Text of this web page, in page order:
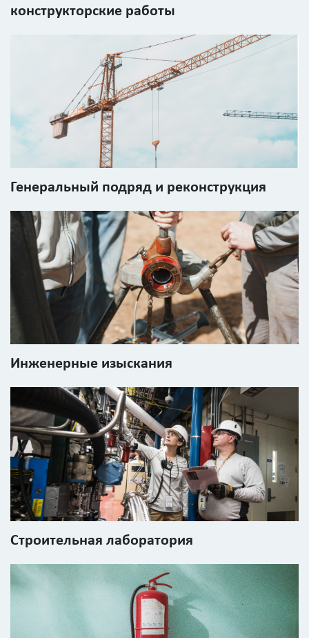
конструкторские работы
Генеральный подряд и реконструкция
Инженерные изыскания
Строительная лаборатория
картинки
Я согласен на
обработку
персональных